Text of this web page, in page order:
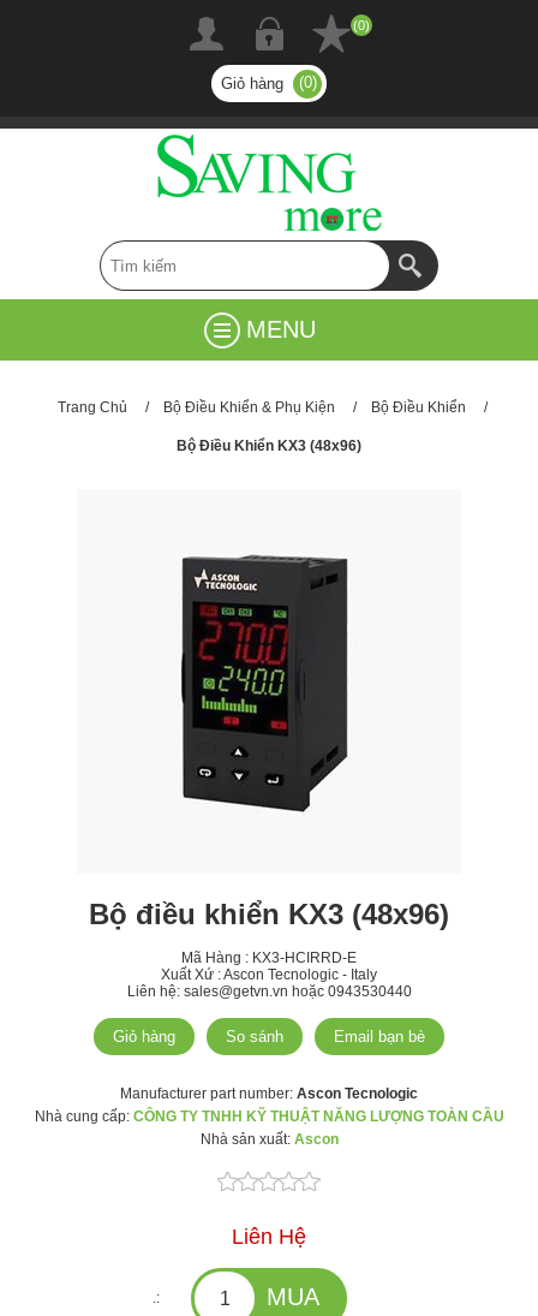
(0)
Giỏ hàng (0)
MENU
Trang Chủ / Bộ Điều Khiển & Phụ Kiện / Bộ Điều Khiển /
Bộ Điều Khiển KX3 (48x96)
Bộ điều khiển KX3 (48x96)
Mã Hàng : KX3-HCIRRD-E
Xuất Xứ : Ascon Tecnologic - Italy
Liên hệ: sales@getvn.vn hoặc 0943530440
Manufacturer part number: Ascon Tecnologic
Nhà cung cấp: CÔNG TY TNHH KỸ THUẬT NĂNG LƯỢNG TOÀN CẦU
Nhà sản xuất: Ascon
Liên Hệ
.: